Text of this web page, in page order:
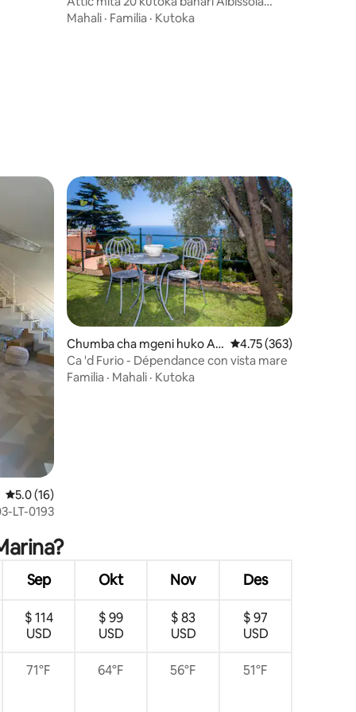
Marina
Mahali · Familia · Kutoka
3
Ukadiriaji wa wastani wa 5.0 kati ya 5, tathmini 16
5.0 (16)
LT-0193
Chumba cha mgeni huko Al
bissola Marina
Ukadiriaji wa wastani
4.75 (363)
Ca 'd Furio - Dépendance con vista mare
Familia · Mahali · Kutoka
Sep Okt Nov Des
$ 114
USD
$ 99
USD
$ 83
USD
$ 97
USD
71°F 64°F 56°F 51°F